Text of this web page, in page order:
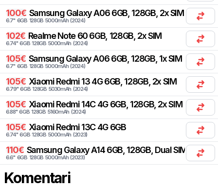
100€ Samsung Galaxy A06 6GB, 128GB, 2x SIM
6.7" 6GB 128GB 5000mAh (2024)
102€ Realme Note 60 6GB, 128GB, 2x SIM
6.74" 6GB 128GB 5000mAh (2024)
105€ Samsung Galaxy A06 6GB, 128GB, 1x SIM
6.7" 6GB 128GB 5000mAh (2024)
105€ Xiaomi Redmi 13 4G 6GB, 128GB, 2x SIM
6.79" 6GB 128GB 5030mAh (2024)
105€ Xiaomi Redmi 14C 4G 6GB, 128GB, 2x SIM
6.88" 6GB 128GB 5160mAh (2024)
105€ Xiaomi Redmi 13C 4G 6GB
6.74" 6GB 128GB 5000mAh (2023)
110€ Samsung Galaxy A14 6GB, 128GB, Dual SIM
6.6" 6GB 128GB 5000mAh (2023)
Komentari